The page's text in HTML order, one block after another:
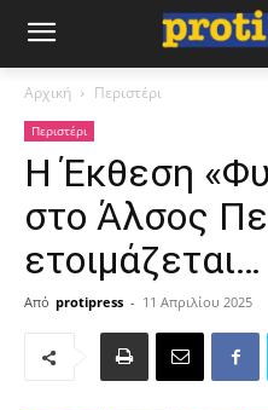
Αρχική Περιστέρι
Περιστέρι
Η Έκθεση
στο Άλσος
ετοιμάζεται…
Από protipress - 11 Απριλίου 2025